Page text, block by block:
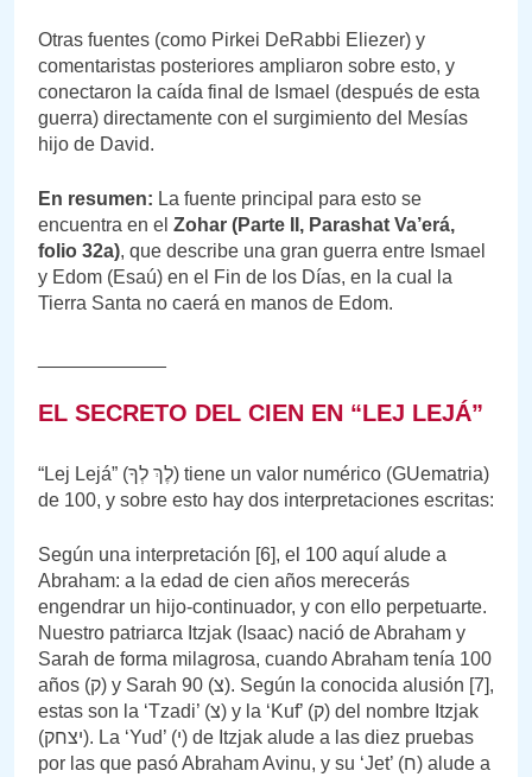
Otras fuentes (como Pirkei DeRabbi Eliezer) y
comentaristas posteriores ampliaron sobre esto, y
conectaron la caída final de Ismael (después de esta
guerra) directamente con el surgimiento del Mesías
hijo de David.
En resumen: La fuente principal para esto se
encuentra en el Zohar (Parte II, Parashat Va’erá,
folio 32a), que describe una gran guerra entre Ismael
y Edom (Esaú) en el Fin de los Días, en la cual la
Tierra Santa no caerá en manos de Edom.
EL SECRETO DEL CIEN EN “LEJ LEJÁ”
“Lej Lejá” (לֶךְ לְךָ) tiene un valor numérico (GUematria)
de 100, y sobre esto hay dos interpretaciones escritas:
Según una interpretación [6], el 100 aquí alude a
Abraham: a la edad de cien años merecerás
engendrar un hijo-continuador, y con ello perpetuarte.
Nuestro patriarca Itzjak (Isaac) nació de Abraham y
Sarah de forma milagrosa, cuando Abraham tenía 100
años (ק) y Sarah 90 (צ). Según la conocida alusión [7],
estas son la ‘Tzadi’ (צ) y la ‘Kuf’ (ק) del nombre Itzjak
(יצחק). La ‘Yud’ (י) de Itzjak alude a las diez pruebas
por las que pasó Abraham Avinu, y su ‘Jet’ (ח) alude a